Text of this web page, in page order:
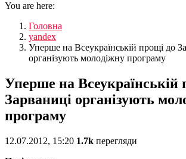
You are here:
Головна
yandex
Уперше на Всеукраїнській прощі до
організують молодіжну програму
Уперше на Всеукраїнській
Зарваниці організують
програму
12.07.2012, 15:20 1.7k перегляди